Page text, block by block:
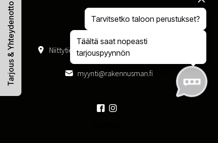
Tarvitsetko taloon perustukset?
Täältä saat nopeasti
tarjouspyynnön
Tarjous & Yhteydenotto Niittytie 29 01300 Vantaa
myynti@rakennusman.fi